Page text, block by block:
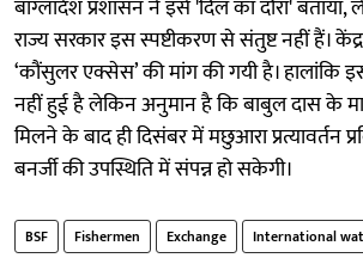
बांग्लादेश प्रशासन ने इसे 'दिल का दौरा' बताया,
राज्य सरकार इस स्पष्टीकरण से संतुष्ट नहीं हैं।
‘कौंसुलर एक्सेस’ की मांग की गयी है। हालांकि
नहीं हुई है लेकिन अनुमान है कि बाबुल दास के
मिलने के बाद ही दिसंबर में मछुआरा प्रत्यावर्तन
बनर्जी की उपस्थिति में संपन्न हो सकेगी।
BSF Fishermen Exchange International